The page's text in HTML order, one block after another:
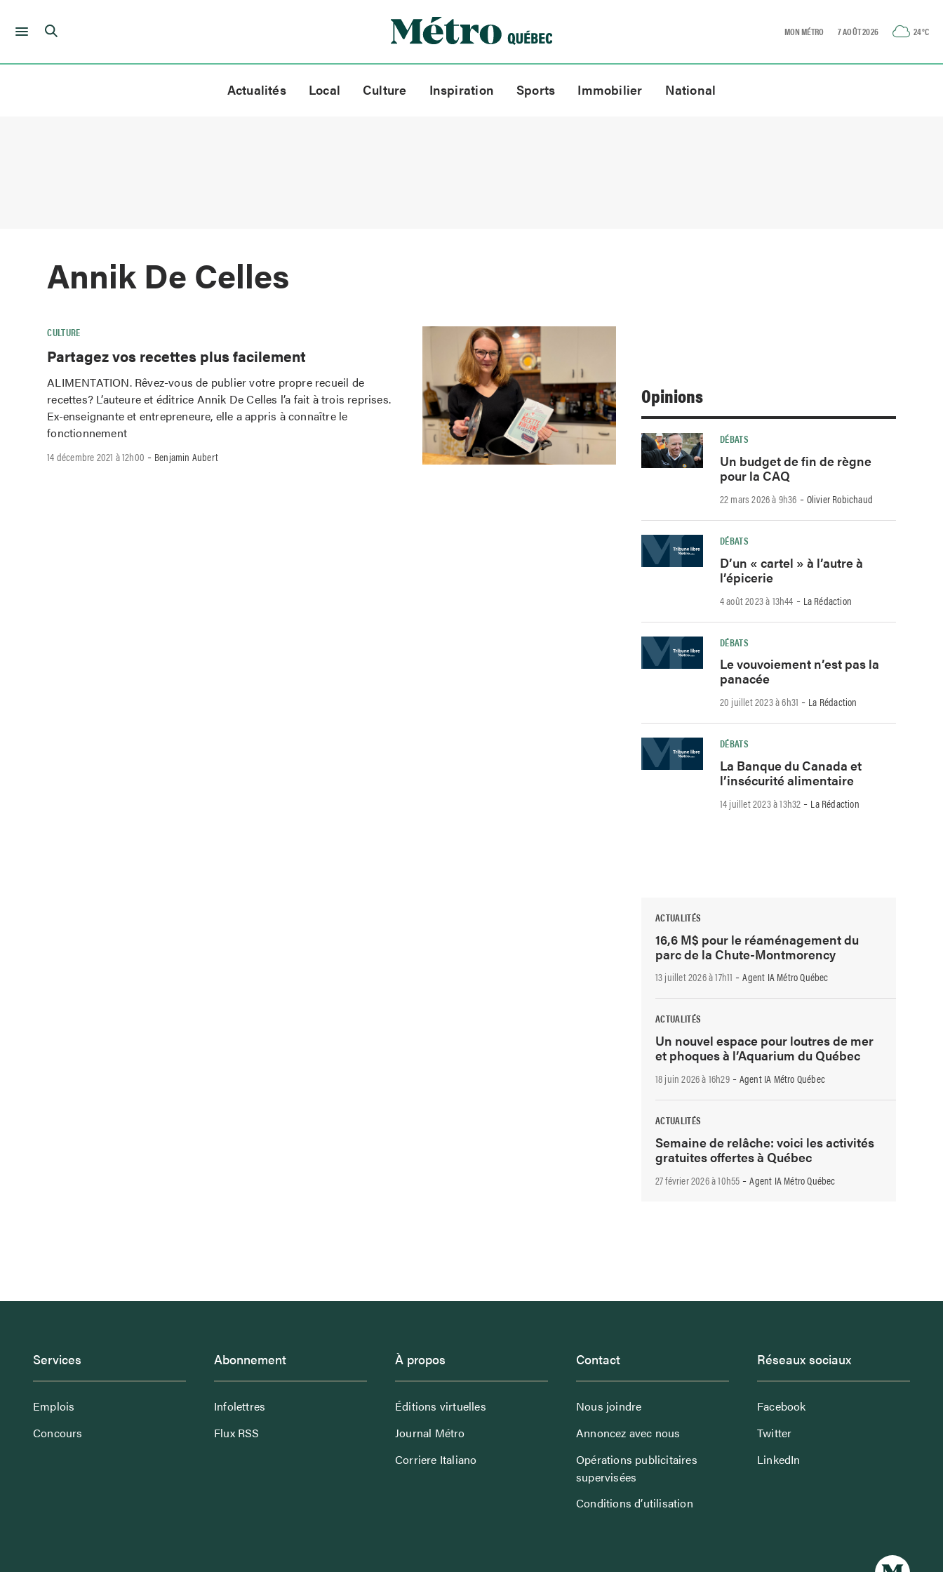
Skip
MON MÉTRO 7 AOÛT 2026 24°C
Actualités Local Culture Inspiration Sports Immobilier National
Annik De Celles
CULTURE
Partagez vos recettes plus facilement
ALIMENTATION. Rêvez-vous de publier votre propre recueil de
recettes? L’auteure et éditrice Annik De Celles l’a fait à trois reprises.
Ex-enseignante et entrepreneure, elle a appris à connaître le
fonctionnement
14 décembre 2021 à 12h00 - Benjamin Aubert
Opinions
DÉBATS
Un budget de fin de règne
pour la CAQ
22 mars 2026 à 9h36 -Olivier Robichaud
DÉBATS
D’un « cartel » à l’autre à
l’épicerie
4 août 2023 à 13h44 - La Rédaction
DÉBATS
Le vouvoiement n’est pas la
panacée
20 juillet 2023 à 6h31 - La Rédaction
DÉBATS
La Banque du Canada et
l’insécurité alimentaire
14 juillet 2023 à 13h32 - La Rédaction
ACTUALITÉS
16,6 M$ pour le réaménagement du
parc de la Chute-Montmorency
13 juillet 2026 à 17h11 -Agent IA Métro Québec
ACTUALITÉS
Un nouvel espace pour loutres de mer
et phoques à l’Aquarium du Québec
18 juin 2026 à 16h29-Agent IA Métro Québec
ACTUALITÉS
Semaine de relâche: voici les activités
gratuites offertes à Québec
27 février 2026 à 10h55 -Agent IA Métro Québec
Services
Emplois
Concours
Abonnement
Infolettres
Flux RSS
À propos
Éditions virtuelles
Journal Métro
Corriere Italiano
Contact
Nous joindre
Annoncez avec nous
Opérations publicitaires
supervisées
Conditions d’utilisation
Réseaux sociaux
Facebook
Twitter
LinkedIn